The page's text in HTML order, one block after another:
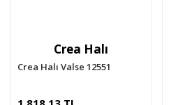
Crea Halı
Crea Halı Valse 12551